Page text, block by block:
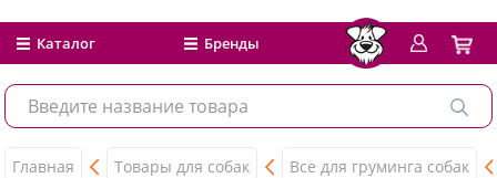
Каталог Бренды
Главная Товары для собак Все для груминга собак